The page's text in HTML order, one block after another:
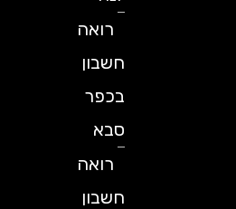
רואה
חשבון
בכפר
רואה
חשבון